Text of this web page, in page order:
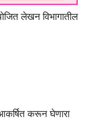
लेखन विभागातील
करून घेणारा